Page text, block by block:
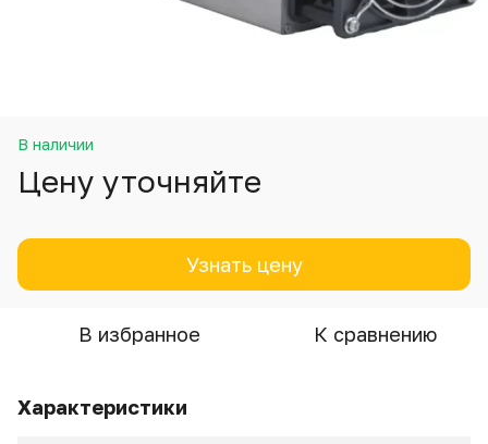
В наличии
Цену уточняйте
Узнать цену
В избранное К сравнению
Характеристики